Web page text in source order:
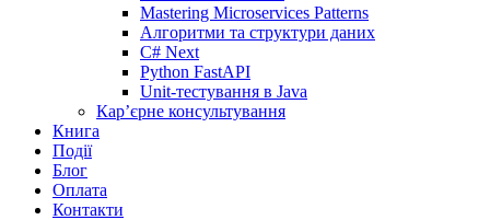
Mastering Microservices Patterns
Алгоритми та структури даних
C# Next
Python FastAPI
Unit-тестування в Java
Кар’єрне консультування
Книга
Події
Блог
Оплата
Контакти